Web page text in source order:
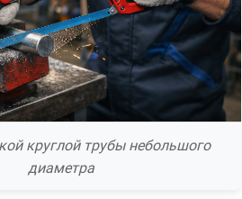
круглой трубы небольшого
диаметра